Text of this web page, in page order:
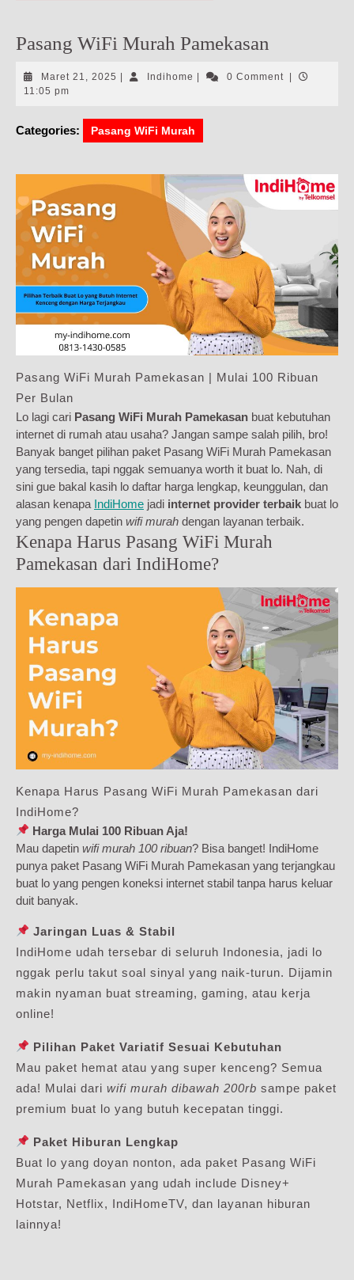
Pasang WiFi Murah Pamekasan
Maret 21, 2025 Maret
Indihome Indihome0 Comment
11:05 pm
Categories: Pasang WiFi Murah
Pasang WiFi Murah Pamekasan | Mulai 100 Ribuan
Per Bulan
Lo lagi cari Pasang WiFi Murah Pamekasan buat kebutuhan
internet di rumah atau usaha? Jangan sampe salah pilih, bro!
Banyak banget pilihan paket Pasang WiFi Murah Pamekasan
yang tersedia, tapi nggak semuanya worth it buat lo. Nah, di
sini gue bakal kasih lo daftar harga lengkap, keunggulan, dan
alasan kenapa IndiHome jadi internet provider terbaik buat lo
yang pengen dapetin wifi murah dengan layanan terbaik.
Kenapa Harus Pasang WiFi Murah
Pamekasan dari IndiHome?
Kenapa Harus Pasang WiFi Murah Pamekasan dari
IndiHome?
Harga Mulai 100 Ribuan Aja!
Mau dapetin wifi murah 100 ribuan? Bisa banget! IndiHome
punya paket Pasang WiFi Murah Pamekasan yang terjangkau
buat lo yang pengen koneksi internet stabil tanpa harus keluar
duit banyak.
Jaringan Luas & Stabil
IndiHome udah tersebar di seluruh Indonesia, jadi lo
nggak perlu takut soal sinyal yang naik-turun. Dijamin
makin nyaman buat streaming, gaming, atau kerja
online!
Pilihan Paket Variatif Sesuai Kebutuhan
Mau paket hemat atau yang super kenceng? Semua
ada! Mulai dari wifi murah dibawah 200rb sampe paket
premium buat lo yang butuh kecepatan tinggi.
Paket Hiburan Lengkap
Buat lo yang doyan nonton, ada paket Pasang WiFi
Murah Pamekasan yang udah include Disney+
Hotstar, Netflix, IndiHomeTV, dan layanan hiburan
lainnya!